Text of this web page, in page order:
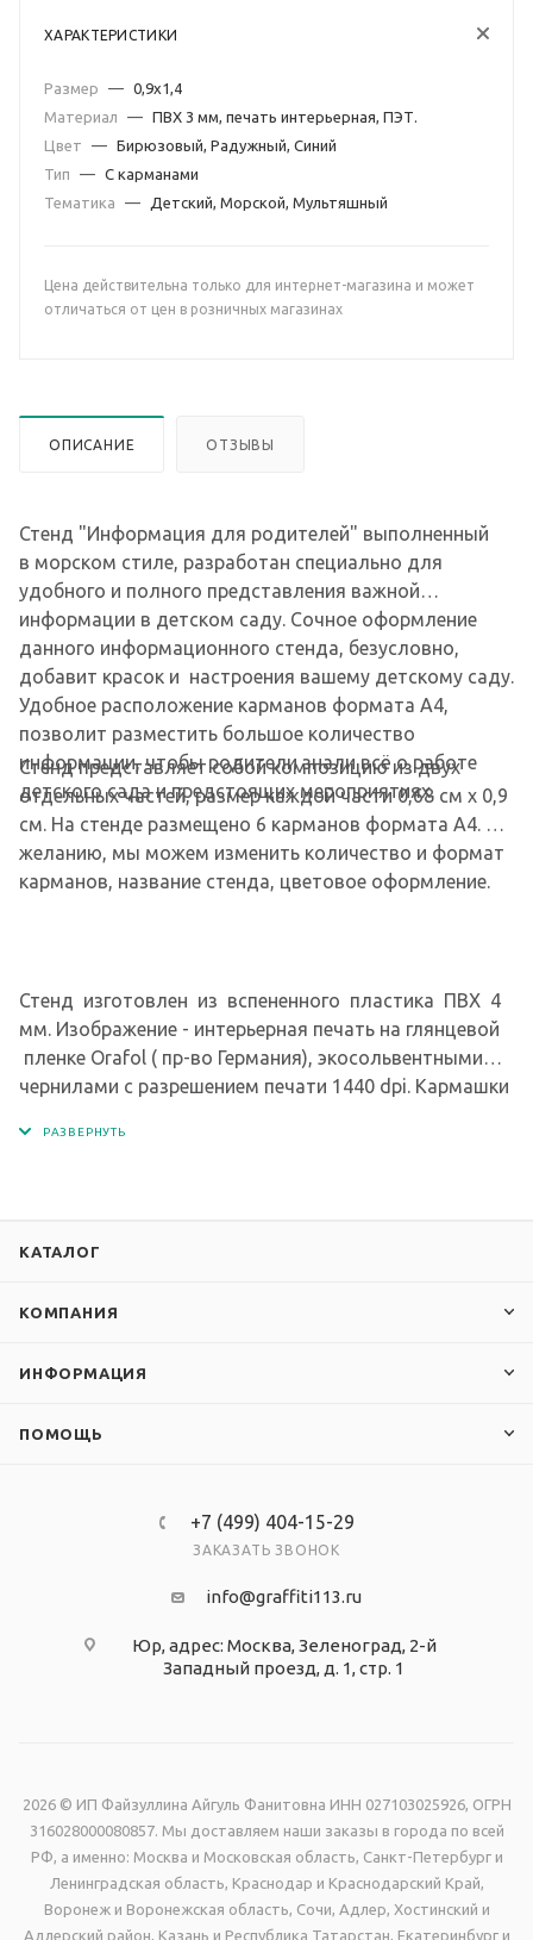
ХАРАКТЕРИСТИКИ
Размер — 0,9х1,4
Материал
— ПВХ 3 мм, печать интерьерная, ПЭТ.
Цвет
— Бирюзовый, Радужный, Синий
Тип
— С карманами
Тематика
— Детский, Морской, Мультяшный
Цена действительна только для интернет-магазина и может
отличаться от цен в розничных магазинах
ОПИСАНИЕ ОТЗЫВЫ
Стенд "Информация для родителей" выполненный
в морском стиле, разработан специально для
удобного и полного представления важной
информации в детском саду. Сочное оформление
данного информационного стенда, безусловно,
добавит красок и настроения вашему детскому саду.
Удобное расположение карманов формата А4,
позволит разместить большое количество
информации, чтобы родители знали всё о работе
детского сада и предстоящих мероприятиях.
Стенд представляет собой композицию из двух
отдельных частей, размер каждой части 0,68 см х 0,9
см. На стенде размещено 6 карманов формата А4. По
желанию, мы можем изменить количество и формат
карманов, название стенда, цветовое оформление.
Стенд изготовлен из вспененного пластика ПВХ 4
мм. Изображение - интерьерная печать на глянцевой
пленке Orafol ( пр-во Германия), экосольвентными
чернилами с разрешением печати 1440 dpi. Кармашки
прозрачного материала - ПЭТ.
КАТАЛОГ
КОМПАНИЯ
ИНФОРМАЦИЯ
ПОМОЩЬ
+7 (499) 404-15-29
ЗАКАЗАТЬ ЗВОНОК
info@graffiti113.ru
Юр, адрес: Москва, Зеленоград, 2-й
Западный проезд, д. 1, стр. 1
2026 © ИП Файзуллина Айгуль Фанитовна ИНН 027103025926, ОГРН
316028000080857. Мы доставляем наши заказы в города по всей
РФ, а именно: Москва и Московская область, Санкт-Петербург и
Ленинградская область, Краснодар и Краснодарский Край,
Воронеж и Воронежская область, Сочи, Адлер, Хостинский и
Адлерский район, Казань и Республика Татарстан, Екатеринбург и